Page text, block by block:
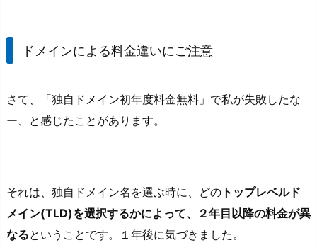
ドメインによる料金違いにご注意
さて、「独自ドメイン初年度料金無料」で私が失敗したな
ー、と感じたことがあります。
それは、独自ドメイン名を選ぶ時に、どの トップレベルド
メイン(TLD)を選択するかによって、２年目以降の料金が異
なるということです。１年後に気づきました。